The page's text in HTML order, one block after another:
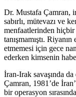
Dr. Mustafa Çamran,
sabırlı, mütevazı ve
menfaatlerinden
tanışmamıştı.
etmemesi için gece
ederken kimsenin
İran-Irak savaşında
Çamran, 1981’de
bir operasyon